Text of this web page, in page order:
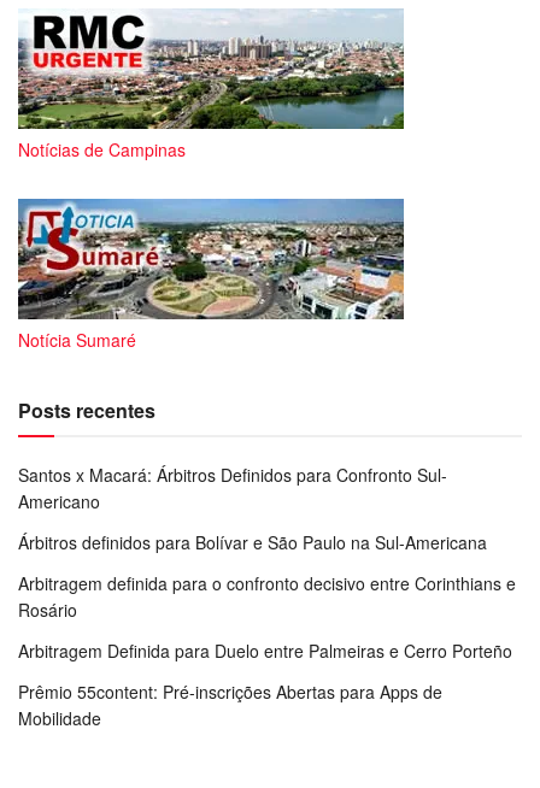
Notícias de Campinas
Notícia Sumaré
Posts recentes
Santos x Macará: Árbitros Definidos para Confronto Sul-
Americano
Árbitros definidos para Bolívar e São Paulo na Sul-Americana
Arbitragem definida para o confronto decisivo entre Corinthians e
Rosário
Arbitragem Definida para Duelo entre Palmeiras e Cerro Porteño
Prêmio 55content: Pré-inscrições Abertas para Apps de
Mobilidade